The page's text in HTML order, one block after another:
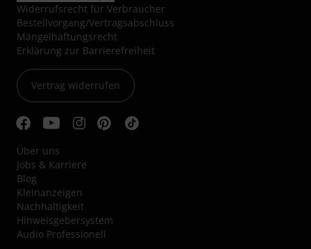
Widerrufsrecht für Verbraucher
Bestellvorgang/Vertragsabschluss
Mängelhaftungsrecht
Erklärung zur Barrierefreiheit
Vertrag widerrufen
Über uns
Jobs & Karriere
Blog
Kleinanzeigen
Nachhaltigkeit
Hinweisgebersystem
Audio Professionell